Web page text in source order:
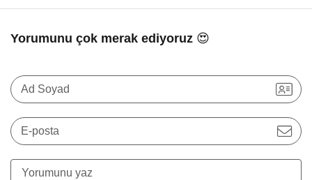
Yorumunu çok merak ediyoruz 😍
Ad Soyad
E-posta